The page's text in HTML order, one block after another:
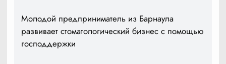
Молодой предприниматель из Барнаула
развивает стоматологический бизнес с помощью
господдержки